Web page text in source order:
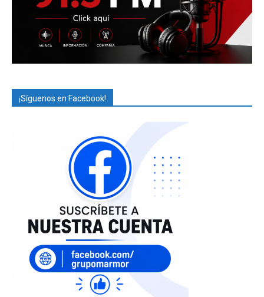
¡Síguenos en Facebook!